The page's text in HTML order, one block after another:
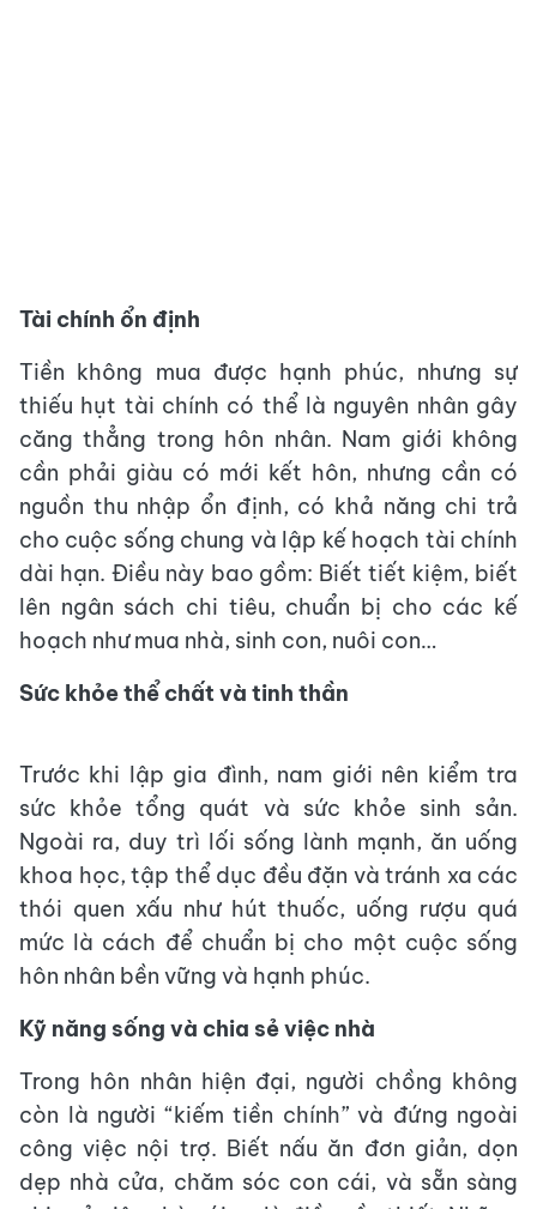
Tài chính ổn định
Tiền không mua được hạnh phúc, nhưng sự
thiếu hụt tài chính có thể là nguyên nhân gây
căng thẳng trong hôn nhân. Nam giới không
cần phải giàu có mới kết hôn, nhưng cần có
nguồn thu nhập ổn định, có khả năng chi trả
cho cuộc sống chung và lập kế hoạch tài chính
dài hạn. Điều này bao gồm: Biết tiết kiệm, biết
lên ngân sách chi tiêu, chuẩn bị cho các kế
hoạch như mua nhà, sinh con, nuôi con…
Sức khỏe thể chất và tinh thần
Trước khi lập gia đình, nam giới nên kiểm tra
sức khỏe tổng quát và sức khỏe sinh sản.
Ngoài ra, duy trì lối sống lành mạnh, ăn uống
khoa học, tập thể dục đều đặn và tránh xa các
thói quen xấu như hút thuốc, uống rượu quá
mức là cách để chuẩn bị cho một cuộc sống
hôn nhân bền vững và hạnh phúc.
Kỹ năng sống và chia sẻ việc nhà
Trong hôn nhân hiện đại, người chồng không
còn là người “kiếm tiền chính” và đứng ngoài
công việc nội trợ. Biết nấu ăn đơn giản, dọn
dẹp nhà cửa, chăm sóc con cái, và sẵn sàng